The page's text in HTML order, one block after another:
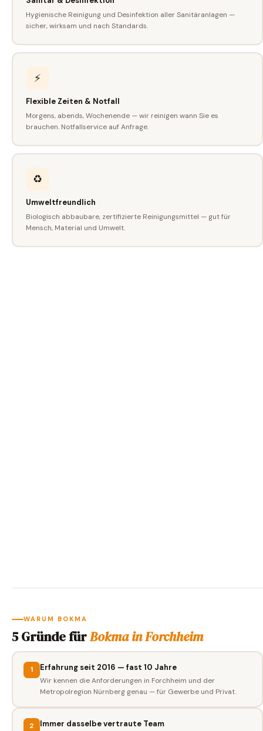
Hygienische Reinigung und Desinfektion aller Sanitäranlagen —
sicher, wirksam und nach Standards.
⚡
Flexible Zeiten & Notfall
Morgens, abends, Wochenende — wir reinigen wann Sie es
brauchen. Notfallservice auf Anfrage.
♻️
Umweltfreundlich
Biologisch abbaubare, zertifizierte Reinigungsmittel — gut für
Mensch, Material und Umwelt.
WARUM BOKMA
5 Gründe fürBokma in Forchheim
1 Erfahrung seit 2016 — fast 10 Jahre
Wir kennen die Anforderungen in Forchheim und der
Metropolregion Nürnberg genau — für Gewerbe und Privat.
2 Immer dasselbe vertraute Team